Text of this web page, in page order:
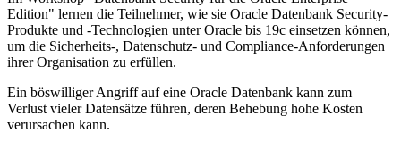
Edition" lernen die Teilnehmer, wie sie Oracle Datenbank Security-
Produkte und -Technologien unter Oracle bis 19c einsetzen können,
um die Sicherheits-, Datenschutz- und Compliance-Anforderungen
ihrer Organisation zu erfüllen.
Ein böswilliger Angriff auf eine Oracle Datenbank kann zum
Verlust vieler Datensätze führen, deren Behebung hohe Kosten
verursachen kann.